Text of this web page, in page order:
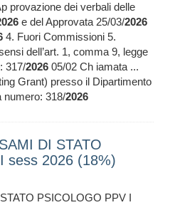
provazione dei verbali delle
e del Approvata 25/03/2026
4. Fuori Commissioni 5.
dell’art. 1, comma 9, legge
317/2026 05/02 Ch iamata ...
Grant) presso il Dipartimento
numero: 318/2026
DI STATO
sess 2026 (18%)
PSICOLOGO PPV I